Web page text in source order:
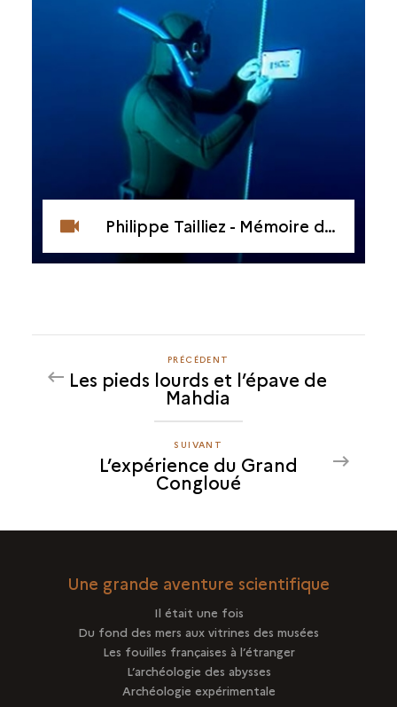
Philippe Tailliez - Mémoire d'un mousquemer
PRÉCÉDENT
L’EXPÉRIENCE
DU
GRAND
CONGLOUÉ
PRÉCÉDENT
Les pieds lourds et l’épave de
Mahdia
SUIVANT
L’EXPÉRIENCE
DU
CONGLOUÉ
SUIVANT
L’expérience du Grand
Congloué
Une grande aventure scientifique
Il était une fois
Du fond des mers aux vitrines des musées
Les fouilles françaises à l’étranger
L’archéologie des abysses
Archéologie expérimentale